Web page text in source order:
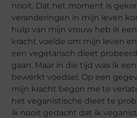
nooit. Dat het moment is
veranderingen in mijn leven
hulp van mijn vrouw heb ik
kracht voelde om mijn leven
een vegetarisch dieet
gaan. Maar in die tijd was ik
bewerkt voedsel. Op een
mijn kracht begon me te
het veganistische dieet te
ik nooit gedacht dat ik